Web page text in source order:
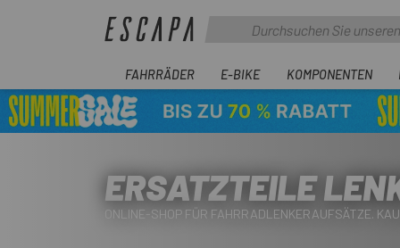
FAHRRÄDER E-BIKE KOMPONENTEN
ERSATZTEILE
ONLINE-SHOP FÜR FAHRRADLENKERAUFSÄTZE.